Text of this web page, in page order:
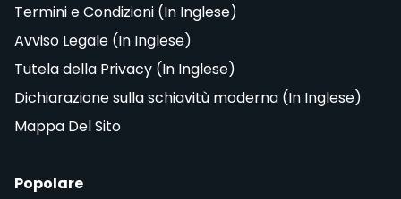
Termini e Condizioni (In Inglese)
Avviso Legale (In Inglese)
Tutela della Privacy (In Inglese)
Dichiarazione sulla schiavitù moderna (In Inglese)
Mappa Del Sito
Popolare